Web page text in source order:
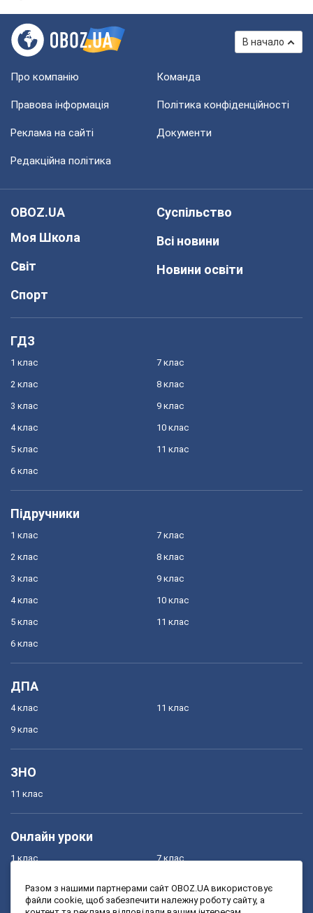
В начало
Про компанію Команда
Правова інформація Політика конфіденційності
Реклама на сайті Документи
Редакційна політика
OBOZ.UA
Моя Школа
Світ
Спорт
Суспільство
Всі новини
Новини освіти
ГДЗ
1 клас
2 клас
3 клас
4 клас
5 клас
6 клас
7 клас
8 клас
9 клас
10 клас
11 клас
Підручники
1 клас
2 клас
3 клас
4 клас
5 клас
6 клас
7 клас
8 клас
9 клас
10 клас
11 клас
ДПА
4 клас
9 клас
11 клас
ЗНО
11 клас
Онлайн уроки
1 клас
3 клас
7 клас
9 клас
Разом з нашими партнерами сайт OBOZ.UA використовує
файли cookie, щоб забезпечити належну роботу сайту, а